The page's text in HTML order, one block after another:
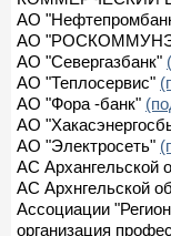
АО
АО
АО "Севергазбанк"
АО "Теплосервис"
АО "Фора -банк"
АО
АО "Электросеть"
АС Архангельской
АС Архнгельской
Ассоциации
организация